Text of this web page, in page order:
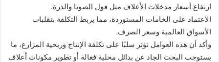
ارتفاع أسعار مدخلات الأعلاف مثل فول الصويا والذرة.
الاعتماد على الخامات المستوردة، مما يربط التكلفة بتقلبات
الأسواق العالمية وسعر الصرف.
وأكد أن هذه العوامل تؤثر سلبًا على تكلفة الإنتاج وربحية المزارع، ما
يستوجب البحث الجاد عن بدائل محلية فعالة أو تطوير مكونات أعلاف